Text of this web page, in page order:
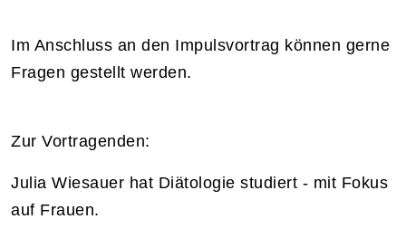
Im Anschluss an den Impulsvortrag können gerne
Fragen gestellt werden.
Zur Vortragenden:
Julia Wiesauer hat Diätologie studiert - mit Fokus
auf Frauen.